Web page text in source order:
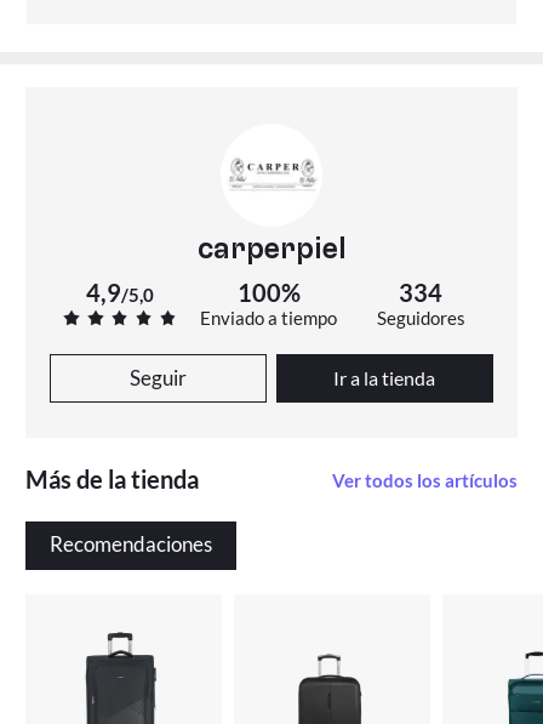
carperpiel
4,9/5,0 100%
Enviado a tiempo
334
Seguidores
Seguir Ir a la tienda
Más de la tienda Ver todos los artículos
Recomendaciones